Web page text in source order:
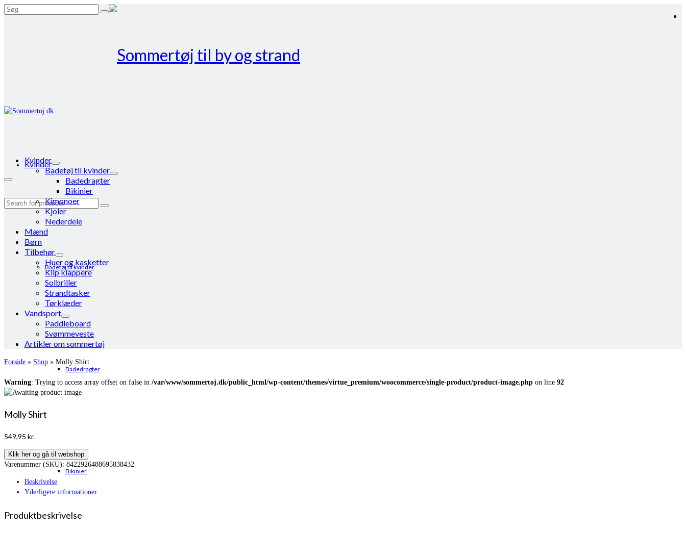
Search
Kvinder
Badetøj til kvinder
Badedragter
Bikinier
Search
Kvinder
Badetøj til kvinder
Badedragter
Bikinier
Kimonoer
Kjoler
Nederdele
Mænd
Børn
Tilbehør
Huer og kasketter
Klip klappere
Solbriller
Strandtasker
Tørklæder
Vandsport
Paddleboard
Svømmeveste
Artikler om sommertøj
Forside » Shop » Molly Shirt
Warning: Trying to access array offset on false in /var/www/sommertoj.dk/public_html/wp-content/themes/virtue_premium/woocommerce/single-product/product-image.php on line 92
Molly Shirt
549,95 kr.
Klik her og gå til webshop
Varenummer (SKU): 8422926488695838432
Beskrivelse
Yderligere informationer
Produktbeskrivelse